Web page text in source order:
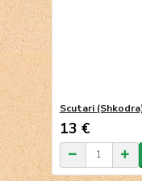
Scutari
13 €